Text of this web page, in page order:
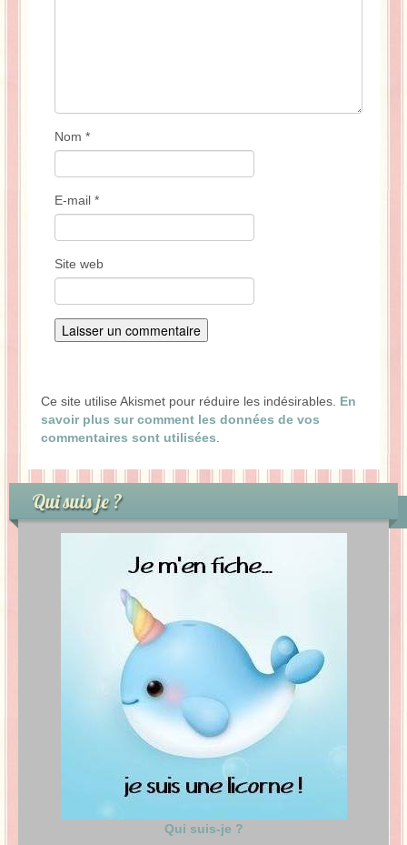
Nom *
E-mail *
Site web
Ce site utilise Akismet pour réduire les indésirables. En
savoir plus sur comment les données de vos
commentaires sont utilisées
Qui suis je ?
Qui suis-je ?